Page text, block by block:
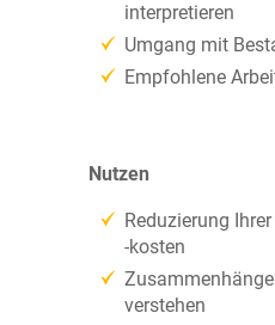
interpretieren
Umgang mit
Empfohlene
Nutzen
Reduzierung
-kosten
verstehen